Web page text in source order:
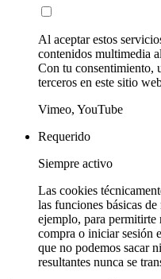
Al aceptar estos
contenidos multimedia
Con tu consentimiento,
terceros en este sitio
Vimeo, YouTube
Requerido
Siempre activo
Las cookies
las funciones básicas
ejemplo, para permitirte
compra o iniciar sesión
que no podemos sacar
resultantes nunca se